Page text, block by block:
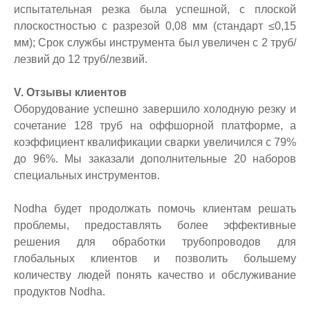
испытательная резка была успешной, с плоской
плоскостностью с разрезой 0,08 мм (стандарт ≤0,15
мм); Срок службы инструмента был увеличен с 2 труб/
лезвий до 12 труб/лезвий.
V. Отзывы клиентов
Оборудование успешно завершило холодную резку и
сочетание 128 труб на оффшорной платформе, а
коэффициент квалификации сварки увеличился с 79%
до 96%. Мы заказали дополнительные 20 наборов
специальных инструментов.
Nodha будет продолжать помочь клиентам решать
проблемы, предоставлять более эффективные
решения для обработки трубопроводов для
глобальных клиентов и позволить большему
количеству людей понять качество и обслуживание
продуктов Nodha.